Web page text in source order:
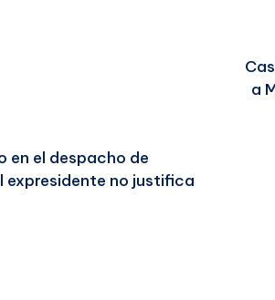
en el despacho de
expresidente no justifica
a